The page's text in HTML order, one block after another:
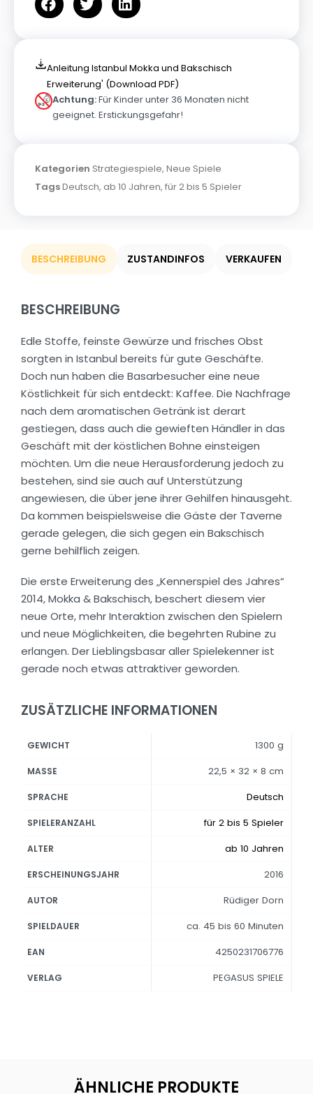
Anleitung Istanbul Mokka und Bakschisch
Erweiterung' (Download PDF)
Achtung:Für Kinder unter 36 Monaten nicht
geeignet. Erstickungsgefahr!
Kategorien Strategiespiele, Neue Spiele
TagsDeutsch, ab 10 Jahren, für 2 bis 5 Spieler
BESCHREIBUNG ZUSTANDINFOS VERKAUFEN
BESCHREIBUNG
Edle Stoffe, feinste Gewürze und frisches Obst
sorgten in Istanbul bereits für gute Geschäfte.
Doch nun haben die Basarbesucher eine neue
Köstlichkeit für sich entdeckt: Kaffee. Die Nachfrage
nach dem aromatischen Getränk ist derart
gestiegen, dass auch die gewieften Händler in das
Geschäft mit der köstlichen Bohne einsteigen
möchten. Um die neue Herausforderung jedoch zu
bestehen, sind sie auch auf Unterstützung
angewiesen, die über jene ihrer Gehilfen hinausgeht.
Da kommen beispielsweise die Gäste der Taverne
gerade gelegen, die sich gegen ein Bakschisch
gerne behilflich zeigen.
Die erste Erweiterung des „Kennerspiel des Jahres“
2014, Mokka & Bakschisch, beschert diesem vier
neue Orte, mehr Interaktion zwischen den Spielern
und neue Möglichkeiten, die begehrten Rubine zu
erlangen. Der Lieblingsbasar aller Spielekenner ist
gerade noch etwas attraktiver geworden.
ZUSÄTZLICHE INFORMATIONEN
GEWICHT 1300 g
MASSE 22,5 × 32 × 8 cm
SPRACHE Deutsch
SPIELERANZAHL für 2 bis 5 Spieler
ALTER ab 10 Jahren
ERSCHEINUNGSJAHR 2016
AUTOR Rüdiger Dorn
SPIELDAUER ca. 45 bis 60 Minuten
EAN 4250231706776
VERLAG PEGASUS SPIELE
ÄHNLICHE PRODUKTE